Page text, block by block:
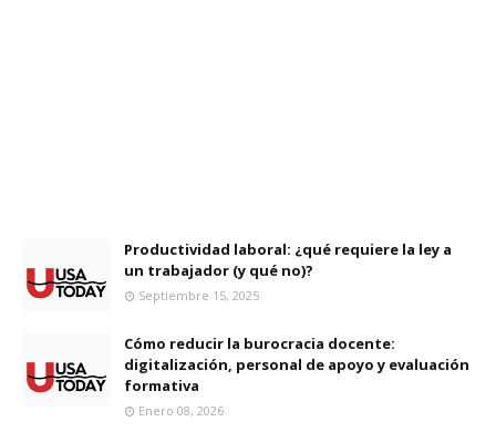
Productividad laboral: ¿qué requiere la ley a
un trabajador (y qué no)?
Septiembre 15, 2025
Cómo reducir la burocracia docente:
digitalización, personal de apoyo y evaluación
formativa
Enero 08, 2026